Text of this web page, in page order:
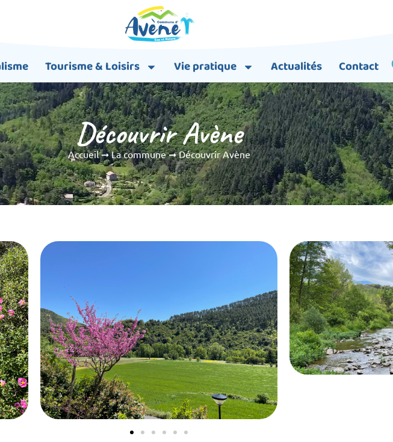
Tourisme & Loisirs Vie pratique Actualités Contact
Découvrir Avène
Accueil➞La commune➞Découvrir Avène